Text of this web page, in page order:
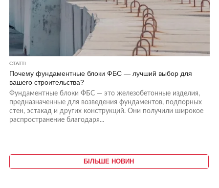
СТАТТІ
Почему фундаментные блоки ФБС — лучший выбор для
вашего строительства?
Фундаментные блоки ФБС — это железобетонные изделия,
предназначенные для возведения фундаментов, подпорных
стен, эстакад и других конструкций. Они получили широкое
распространение благодаря...
БІЛЬШЕ НОВИН